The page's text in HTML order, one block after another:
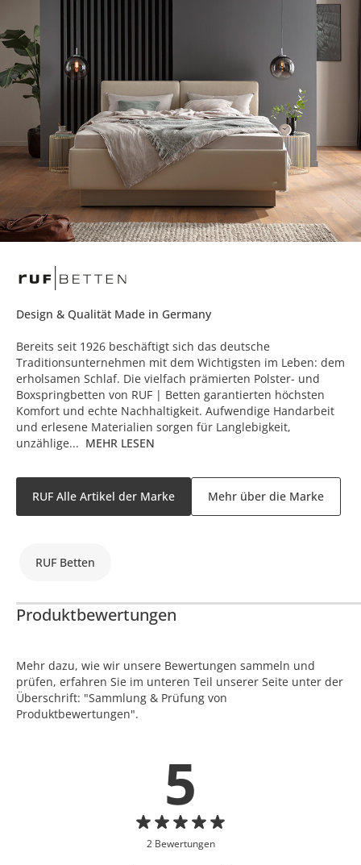
Design & Qualität Made in Germany
Bereits seit 1926 beschäftigt sich das deutsche
Traditionsunternehmen mit dem Wichtigsten im Leben: dem
erholsamen Schlaf. Die vielfach prämierten Polster- und
Boxspringbetten von RUF | Betten garantierten höchsten
Komfort und echte Nachhaltigkeit. Aufwendige Handarbeit
und erlesene Materialien sorgen für Langlebigkeit,
unzählige... MEHR LESEN
RUF Alle Artikel der Marke Mehr über die Marke
RUF Betten
Produktbewertungen
Mehr dazu, wie wir unsere Bewertungen sammeln und
prüfen, erfahren Sie im unteren Teil unserer Seite unter der
Überschrift: "Sammlung & Prüfung von
Produktbewertungen".
5
2 Bewertungen